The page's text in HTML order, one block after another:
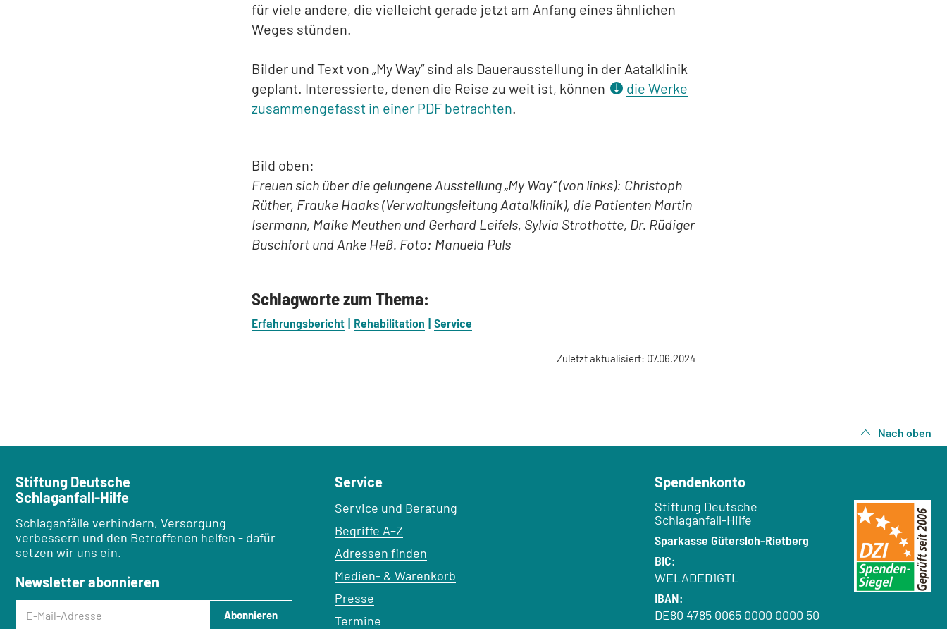
für viele andere, die vielleicht gerade jetzt am Anfang eines ähnlichen
Weges stünden.
Bilder und Text von „My Way“ sind als Dauerausstellung in der Aatalklinik
geplant. Interessierte, denen die Reise zu weit ist, können
die Werke
zusammengefasst in einer PDF betrachten.
Bild oben:
Freuen sich über die gelungene Ausstellung „My Way“ (von links): Christoph
Rüther, Frauke Haaks (Verwaltungsleitung Aatalklinik), die Patienten Martin
Isermann, Maike Meuthen und Gerhard Leifels, Sylvia Strothotte, Dr. Rüdiger
Buschfort und Anke Heß. Foto: Manuela Puls
Schlagworte zum Thema:
Erfahrungsbericht Rehabilitation Service
Zuletzt aktualisiert: 07.06.2024
Nach oben
Stiftung Deutsche
Schlaganfall-Hilfe
Schlaganfälle verhindern, Versorgung
verbessern und den Betroffenen helfen - dafür
setzen wir uns ein.
Newsletter abonnieren
E-Mail-Adresse
Abonnieren
Service
Service und Beratung
Begriffe A–Z
Adressen finden
Medien- & Warenkorb
Presse
Termine
Spendenkonto
Empfänger:
Stiftung Deutsche
Schlaganfall-Hilfe
Bank:
Sparkasse Gütersloh-Rietberg
BIC:
WELADED1GTL
IBAN:
DE80 4785 0065 0000 0000 50